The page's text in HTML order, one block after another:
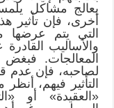
يعالج مشاكل
أخرى، فإن تأثير
التي يتم عرضها
والأساليب
المعالجات.
لصاحبه، فإن عدم
التأثير فيهم،
«العقيدة» أو